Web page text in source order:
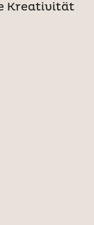
Kreativität